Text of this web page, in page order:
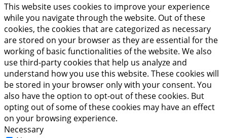
This website uses cookies to improve your experience
while you navigate through the website. Out of these
cookies, the cookies that are categorized as necessary
are stored on your browser as they are essential for the
working of basic functionalities of the website. We also
use third-party cookies that help us analyze and
understand how you use this website. These cookies will
be stored in your browser only with your consent. You
also have the option to opt-out of these cookies. But
opting out of some of these cookies may have an effect
on your browsing experience.
Necessary